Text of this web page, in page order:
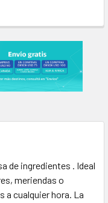
DULCE DE LECHE
LOS NIETITOS DULCE
DULCE DE LECHE, 500
COLONIAL DULCE DE
de ingredientes . Ideal
meriendas o
a cualquier hora. La